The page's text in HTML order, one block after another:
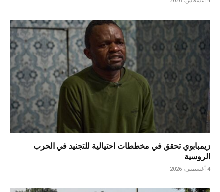
زيمبابوي تحقق في مخططات احتيالية للتجنيد في الحرب
الروسية
4 أغسطس، 2026